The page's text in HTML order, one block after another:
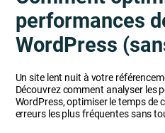
performances
WordPress
Un site lent nuit à votre
Découvrez comment analyser les
WordPress, optimiser le temps de
erreurs les plus fréquentes sans